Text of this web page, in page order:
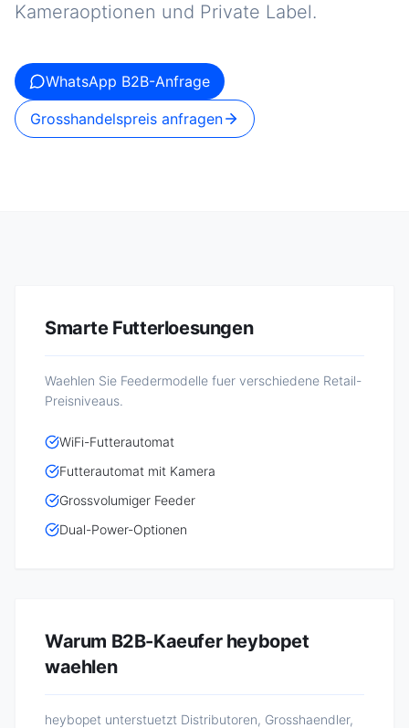
Kameraoptionen und Private Label.
WhatsApp B2B-Anfrage
Grosshandelspreis anfragen
Smarte Futterloesungen
Waehlen Sie Feedermodelle fuer verschiedene Retail-
Preisniveaus.
WiFi-Futterautomat
Futterautomat mit Kamera
Grossvolumiger Feeder
Dual-Power-Optionen
Warum B2B-Kaeufer heybopet
waehlen
heybopet unterstuetzt Distributoren, Grosshaendler,